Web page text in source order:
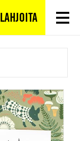
LAHJOITA